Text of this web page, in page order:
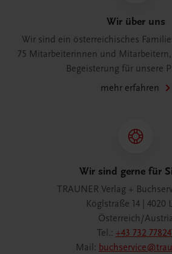
Wir über uns
Wir sind ein österreichisches
75 Mitarbeiterinnen und
Begeisterung für unsere
mehr erfahren
Wir sind gerne für
TRAUNER Verlag +
Köglstraße 14 | 4020
Österreich/
Tel.: +43 732
Mail: